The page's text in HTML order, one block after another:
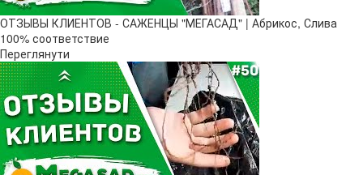
ОТЗЫВЫ КЛИЕНТОВ - САЖЕНЦЫ "МЕГАСАД" | Абрикос, Слива
100% соответствие
Переглянути